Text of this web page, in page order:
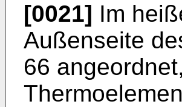
[0021] Im
Außenseite
66